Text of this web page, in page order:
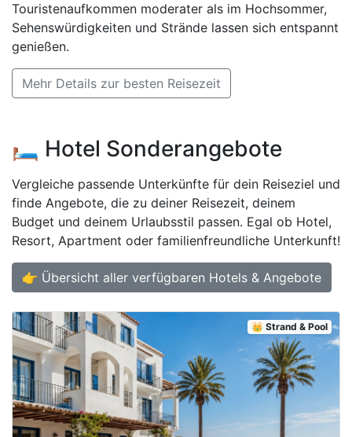
Touristenaufkommen moderater als im Hochsommer,
Sehenswürdigkeiten und Strände lassen sich entspannt
genießen.
Mehr Details zur besten Reisezeit
🛏️ Hotel Sonderangebote
Vergleiche passende Unterkünfte für dein Reiseziel und
finde Angebote, die zu deiner Reisezeit, deinem
Budget und deinem Urlaubsstil passen. Egal ob Hotel,
Resort, Apartment oder familienfreundliche Unterkunft!
👉 Übersicht aller verfügbaren Hotels & Angebote
👑 Strand & Pool